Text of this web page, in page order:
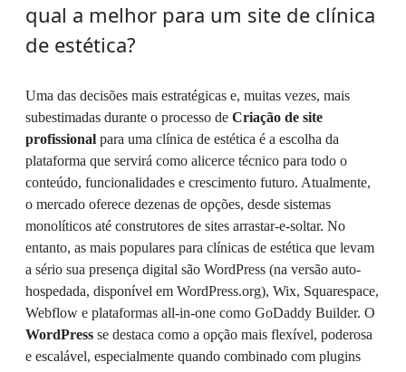
qual a melhor para um site de clínica
de estética?
Uma das decisões mais estratégicas e, muitas vezes, mais
subestimadas durante o processo de Criação de site
profissional para uma clínica de estética é a escolha da
plataforma que servirá como alicerce técnico para todo o
conteúdo, funcionalidades e crescimento futuro. Atualmente,
o mercado oferece dezenas de opções, desde sistemas
monolíticos até construtores de sites arrastar-e-soltar. No
entanto, as mais populares para clínicas de estética que levam
a sério sua presença digital são WordPress (na versão auto-
hospedada, disponível em WordPress.org), Wix, Squarespace,
Webflow e plataformas all-in-one como GoDaddy Builder. O
WordPress se destaca como a opção mais flexível, poderosa
e escalável, especialmente quando combinado com plugins